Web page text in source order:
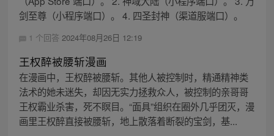
剑至尊（小程序端口）。 4. 四圣封神（渠道服端口）。
1 个回答 2024年08月26日 12:19
王权醉被腰斩漫画
在漫画中，王权醉被腰斩。其他人被控制时，精通精神类
法术的她未迷失，却因无实力拯救众人，被控制的亲哥哥
王权霸业杀害，死不瞑目。“面具”组织在圈外几乎团灭，漫
画里王权醉直接被腰斩，地上散落着断裂的宝剑，基...